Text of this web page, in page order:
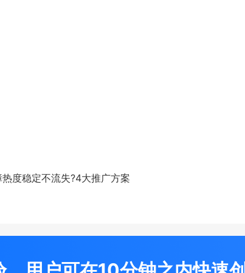
度稳定不流失?4大推广方案